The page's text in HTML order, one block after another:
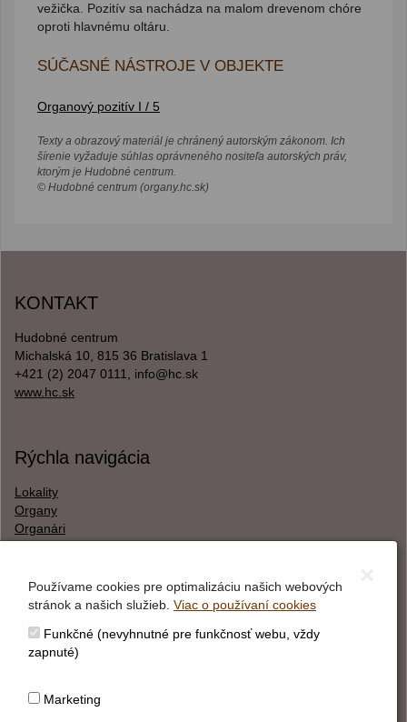
vežička. Pozitív sa nachádza na malom drevenom chóre
oproti hlavnému oltáru.
SÚČASNÉ NÁSTROJE V OBJEKTE
Organový pozitív I / 5
Texty a obrazový materiál je chránený autorským zákonom. Ich
šírenie vyžaduje súhlas oprávneného nositeľa autorských práv,
ktorým je Hudobné centrum.
© Hudobné centrum (organy.hc.sk)
KONTAKT
Hudobné centrum
Michalská 10, 815 36 Bratislava 1
+421 (2) 2047 0111, info@hc.sk
www.hc.sk
Rýchla navigácia
Lokality
Organy
Organári
O webstránke
Správca obsahu
Vyhlásenie o cookies
Používame cookies pre optimalizáciu našich webových
stránok a našich služieb. Viac o používaní cookies
Funkčné (nevyhnutné pre funkčnosť webu, vždy
zapnuté)
Marketing